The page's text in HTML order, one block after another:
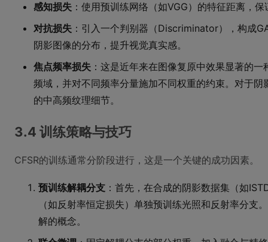
感知损失 ：使用预训练网络（如VGG）的特征距离，
对抗损失 ：引入一个判别器（Discriminator），构成
阴影图像的分布，提升视觉真实感。
焦点频率损失 ：这是近年来在图像复原中效果显著的
频域，并对不同频率分量施加不同权重的约束。对于
的中高频纹理细节。
3.4 训练策略与技巧
CFSR的训练通常分阶段进行，这是一个关键的成功因素。
预训练解耦分支 ：首先，在合成的阴影数据集（如
（如反射率恒定损失）单独预训练光照和反射率分支
解的概念。